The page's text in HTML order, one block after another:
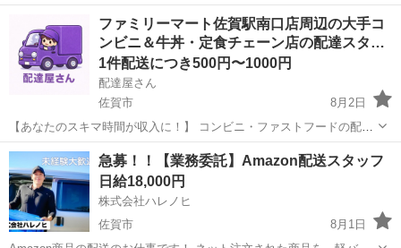
樹脂製の軽いパーツを扱う簡単ワークの軽作業で賢く稼ぎませんか
工場未経験の方も無理なく続けられる現場 赴任費用支給 仕事内容 身
近な自動車に使われる、軽くて...
その他
ファミリーマート佐賀駅南口店周辺の大手コ
ンビニ＆牛丼・定食チェーン店の配達スタ…
1件配送につき500円〜1000円
配達屋さん
佐賀市
8月2日
【あなたのスキマ時間が収入に！】 コンビニ・ファストフードの配達
バイト、始めませんか？ アプリで空いた時間にサクッと配達！ 配達す
るかどうかは、オファーを見てその場で自由に決められます♪
―――――――――― ...
佐賀 佐賀市 配送 スタッフ
急募！！【業務委託】Amazon配送スタッフ
日給18,000円
株式会社ハレノヒ
佐賀市
8月1日